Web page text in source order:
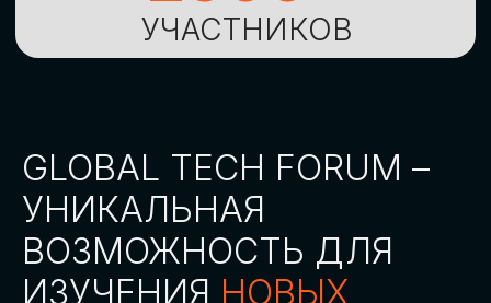
ЗАЯВКУ
СКАЧАТЬ ПРОГРАММУ
СТАТЬ СПИКЕРОМ
Оставьте заявку, наши менеджеры